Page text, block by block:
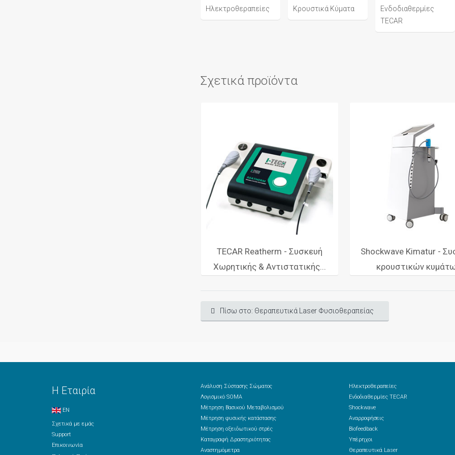
Ηλεκτροθεραπείες Κρουστικά Κύματα
Ενδοδιαθερμίες
TECAR
Σχετικά προϊόντα
TECAR Reatherm - Συσκευή
Χωρητικής & Αντιστατικής...
Shockwave Kimatur -
κρουστικών
Πίσω στο: Θεραπευτικά Laser Φυσιοθεραπείας
Η Εταιρία
EN
Σχετικά με εμάς
Support
Επικοινωνία
Ανάλυση Σύστασης Σώματος
Λογισμικό SOMA
Μέτρηση Βασικού Μεταβολισμού
Μέτρηση φυσικής κατάστασης
Μέτρηση οξειδωτικού στρές
Καταγραφή Δραστηριότητας
Αναστημόμετρα
Ηλεκτροθεραπείες
Ενδοδιαθερμίες TECAR
Shockwave
Αναρροφήσεις
Biofeedback
Υπέρηχοι
Θεραπευτικά Laser